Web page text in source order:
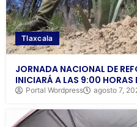
Tlaxcala
JORNADA NACIONAL DE
INICIARÁ A LAS 9:00 HORAS
Portal Wordpress agosto 7,